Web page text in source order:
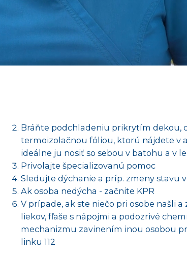
Bráňte podchladeniu prikrytím dekou,
termoizolačnou fóliou, ktorú nájdete v
ideálne ju nosiť so sebou v batohu a v
Privolajte špecializovanú pomoc
Sledujte dýchanie a príp. zmeny stavu
Ak osoba nedýcha - začnite KPR
V prípade, ak ste niečo pri osobe našli a
liekov, fľaše s nápojmi a podozrivé
mechanizmu zavinením inou osobou
linku 112